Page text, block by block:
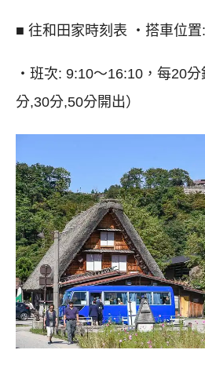
■ 往和田家時刻表 ・搭車位
・班次: 9:10～16:10，每20
分,30分,50分開出）